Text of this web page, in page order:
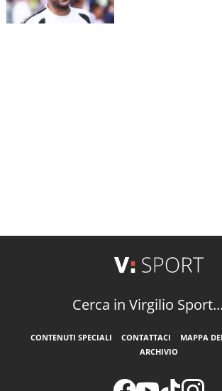
Cerca in Virgilio Sport...
CONTENUTI SPECIALI CONTATTACI MAPPA
ARCHIVIO